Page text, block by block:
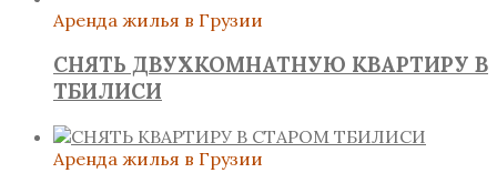
Аренда жилья в Грузии
СНЯТЬ ДВУХКОМНАТНУЮ КВАРТИРУ В
ТБИЛИСИ
Аренда жилья в Грузии